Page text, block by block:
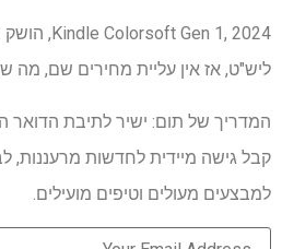
ליש"ט, אז אין עליית מחירים שם, מה
המדריך של תום: ישיר לתיבת הדואר
קבל גישה מיידית לחדשות מרעננות,
למבצעים מעולים וטיפים מועילים.